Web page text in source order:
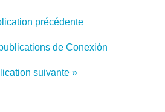
précédente
de Conexión
suivante »